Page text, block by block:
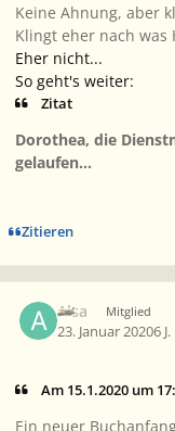
Keine Ahnung, aber
Klingt eher nach was
Eher nicht...
So geht's weiter:
Zitat
Dorothea, die
gelaufen...
Zitieren
Alsa Mitglied
23. Januar 20206 J.
Am 15.1.2020 um
Ein neuer